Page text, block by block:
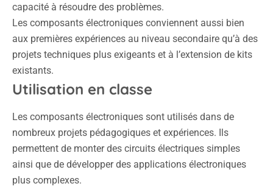
capacité à résoudre des problèmes.
Les composants électroniques conviennent aussi bien
aux premières expériences au niveau secondaire qu’à des
projets techniques plus exigeants et à l’extension de kits
existants.
Utilisation en classe
Les composants électroniques sont utilisés dans de
nombreux projets pédagogiques et expériences. Ils
permettent de monter des circuits électriques simples
ainsi que de développer des applications électroniques
plus complexes.